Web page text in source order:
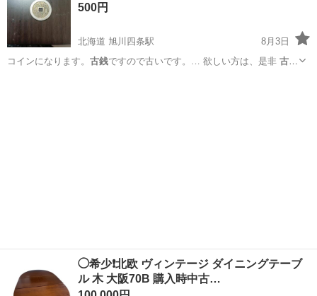
500円
北海道 旭川四条駅
8月3日
コインになります。 古銭ですので古いです。… 欲しい方は、是非 古銭
◯希少❗️北欧 ヴィンテージ ダイニングテーブ
ル 木 大阪70B 購入時中古…